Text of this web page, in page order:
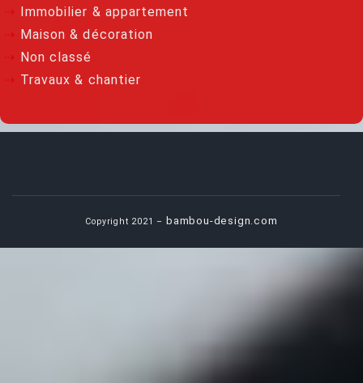
Immobilier & appartement
Maison & décoration
Non classé
Travaux & chantier
Copyright 2021 – bambou-design.com